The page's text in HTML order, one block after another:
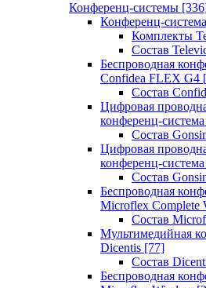
Конференц-системы
Конференц-
Комплекты
Состав
Беспроводная
Confidea FLEX G4
Состав
Цифровая
конференц-
Состав
Цифровая
конференц-
Состав
Беспроводная
Microflex Complete
Состав
Мультимедийная
Dicentis [77]
Состав
Беспроводная